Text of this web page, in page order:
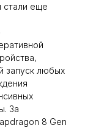
стали еще
запуск любых
За
8 Gen